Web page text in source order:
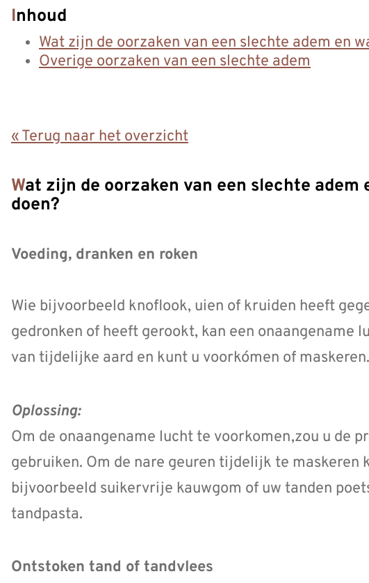
Inhoud
Wat zijn de oorzaken van een slechte adem en
Overige oorzaken van een slechte adem
« Terug naar het overzicht
Wat zijn de oorzaken van een slechte adem en wat kun je eraan
doen?
Voeding, dranken en roken
Wie bijvoorbeeld knoflook, uien of kruiden heeft
gedronken of heeft gerookt, kan een onaangename
van tijdelijke aard en kunt u voorkómen of maskeren.
Oplossing:
Om de onaangename lucht te voorkomen,zou u de
gebruiken. Om de nare geuren tijdelijk te maskeren
bijvoorbeeld suikervrije kauwgom of uw tanden
tandpasta.
Ontstoken tand of tandvlees